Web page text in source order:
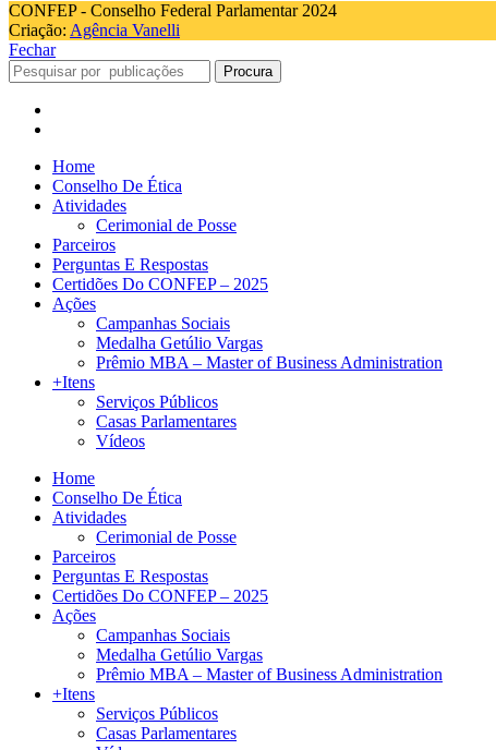
CONFEP - Conselho Federal Parlamentar 2024
Criação: Agência Vanelli
Fechar
Procura
Home
Conselho De Ética
Atividades
Cerimonial de Posse
Parceiros
Perguntas E Respostas
Certidões Do CONFEP – 2025
Ações
Campanhas Sociais
Medalha Getúlio Vargas
Prêmio MBA – Master of Business Administration
+Itens
Serviços Públicos
Casas Parlamentares
Vídeos
Home
Conselho De Ética
Atividades
Cerimonial de Posse
Parceiros
Perguntas E Respostas
Certidões Do CONFEP – 2025
Ações
Campanhas Sociais
Medalha Getúlio Vargas
Prêmio MBA – Master of Business Administration
+Itens
Serviços Públicos
Casas Parlamentares